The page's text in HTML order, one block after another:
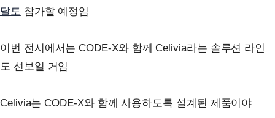
달토 참가할 예정임
이번 전시에서는 CODE-X와 함께 Celivia라는 솔루션 라인
도 선보일 거임
Celivia는 CODE-X와 함께 사용하도록 설계된 제품이야